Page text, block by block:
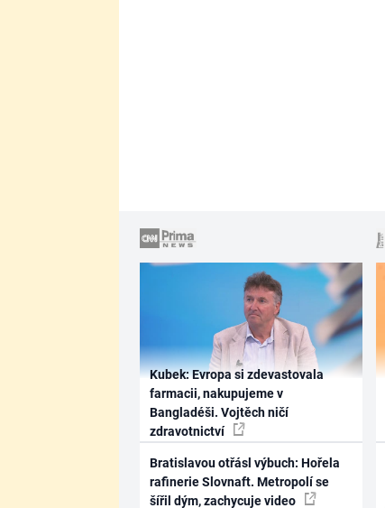
Kubek: Evropa si zdevastovala
farmacii, nakupujeme v
Bangladéši. Vojtěch ničí
zdravotnictví
Bratislavou otřásl výbuch: Hořela
rafinerie Slovnaft. Metropolí se
šířil dým, zachycuje video